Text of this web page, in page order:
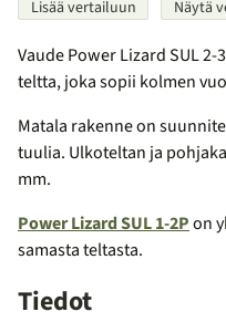
Lisää vertailuun Näytä
Vaude Power Lizard SUL
teltta, joka sopii kolmen
Matala rakenne on
tuulia. Ulkoteltan ja
mm.
Power Lizard SUL 1-2Pon
samasta teltasta.
Tiedot